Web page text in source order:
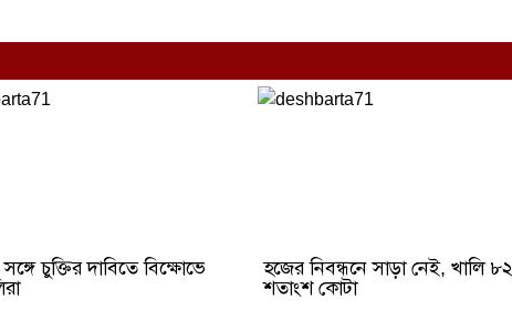
চুক্তির দাবিতে বিক্ষোভে
হজের নিবন্ধনে সাড়া নেই, খালি ৮২
শতাংশ কোটা